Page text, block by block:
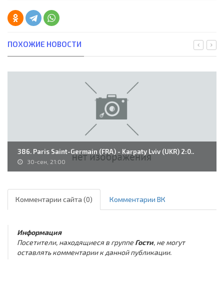
ПОХОЖИЕ НОВОСТИ
386. Paris Saint-Germain (FRA) - Karpaty Lviv (UKR) 2:0..
30-сен, 21:00
Комментарии сайта (0) Комментарии ВК
Информация
Посетители, находящиеся в группе Гости, не могут
оставлять комментарии к данной публикации.